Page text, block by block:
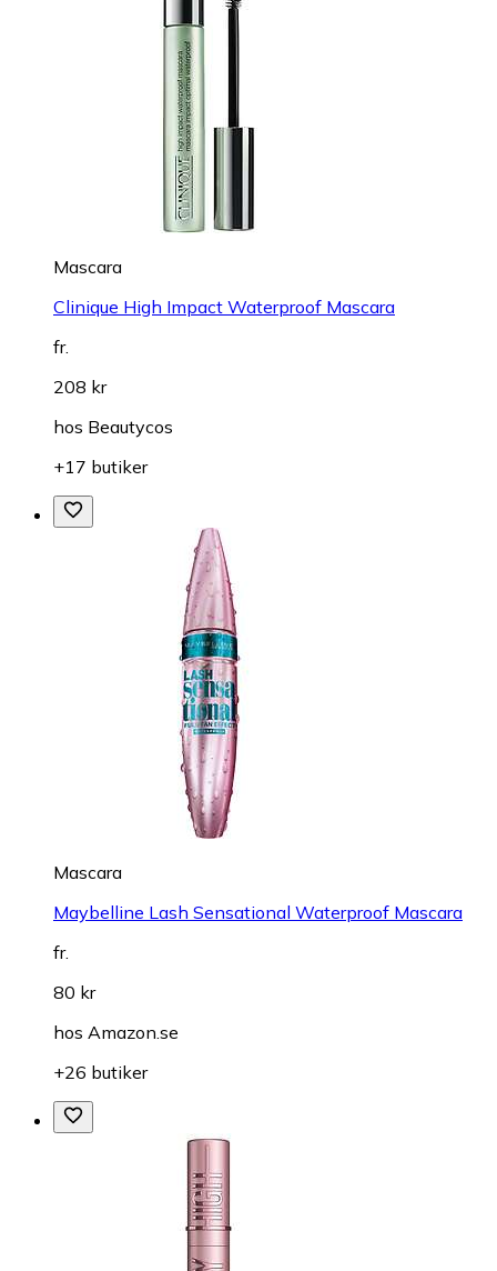
Mascara
Clinique High Impact Waterproof Mascara
fr.
208 kr
hos Beautycos
+17 butiker
Mascara
Maybelline Lash Sensational Waterproof Mascara
fr.
80 kr
hos Amazon.se
+26 butiker